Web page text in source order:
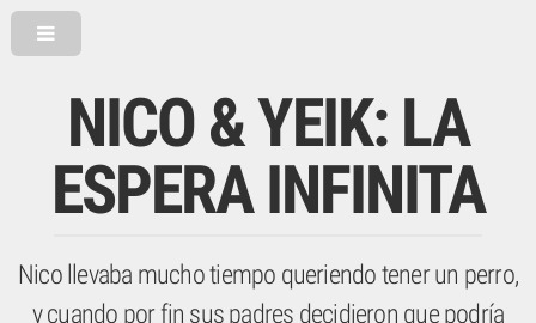
NICO & YEIK: LA
ESPERA INFINITA
Nico llevaba mucho tiempo queriendo tener un perro,
y cuando por fin sus padres decidieron que podría